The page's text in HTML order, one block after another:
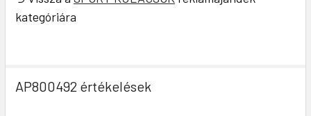
kategóriára
AP800492 értékelések